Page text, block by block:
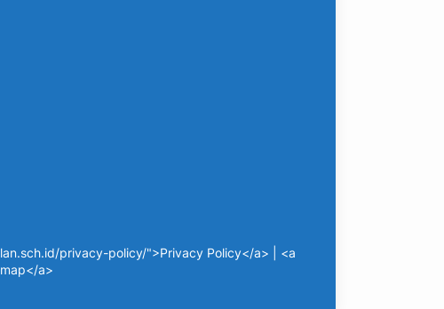
privacy-policy/">Privacy Policy</a> | <a
a>